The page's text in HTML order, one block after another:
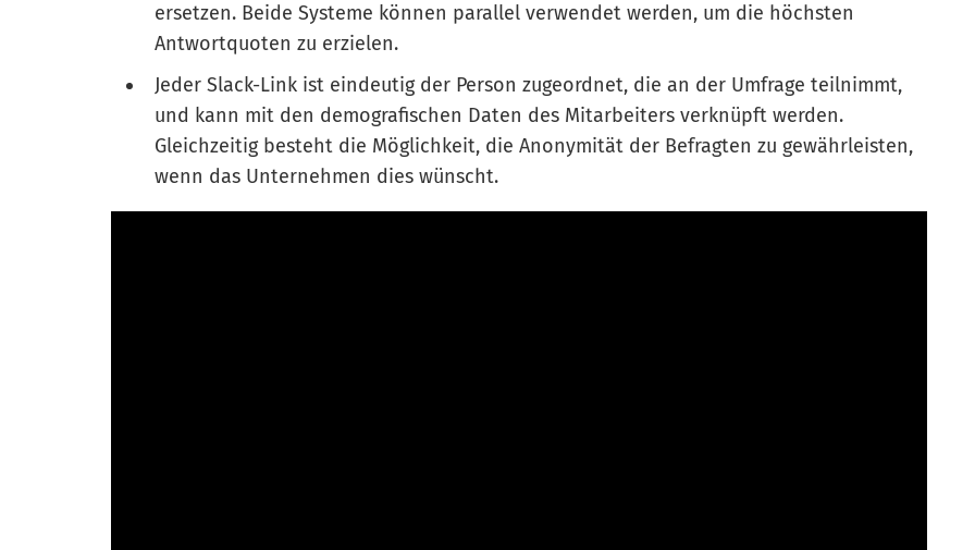
ersetzen. Beide Systeme können parallel verwendet werden, um die höchsten
Antwortquoten zu erzielen.
Jeder Slack-Link ist eindeutig der Person zugeordnet, die an der Umfrage teilnimmt,
und kann mit den demografischen Daten des Mitarbeiters verknüpft werden.
Gleichzeitig besteht die Möglichkeit, die Anonymität der Befragten zu gewährleisten,
wenn das Unternehmen dies wünscht.